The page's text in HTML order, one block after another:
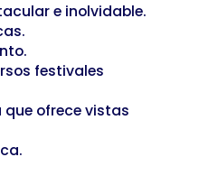
e inolvidable.
festivales
ofrece vistas